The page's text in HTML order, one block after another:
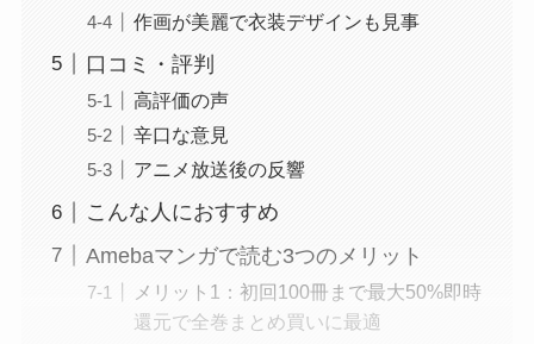
作画が美麗で衣装デザインも見事
口コミ・評判
高評価の声
辛口な意見
アニメ放送後の反響
こんな人におすすめ
Amebaマンガで読む3つのメリット
メリット1：初回100冊まで最大50%即時
還元で全巻まとめ買いに最適